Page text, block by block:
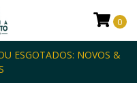
ESGOTADOS: NOVOS &
0